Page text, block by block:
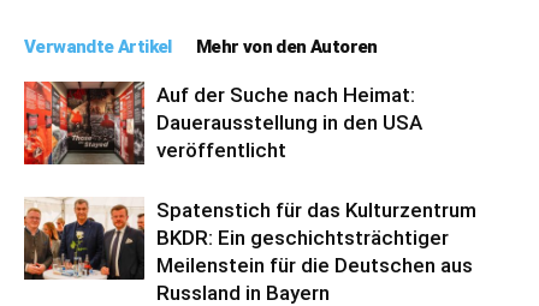
Verwandte Artikel Mehr von den Autoren
Auf der Suche nach Heimat:
Dauerausstellung in den USA
veröffentlicht
Spatenstich für das Kulturzentrum
BKDR: Ein geschichtsträchtiger
Meilenstein für die Deutschen aus
Russland in Bayern